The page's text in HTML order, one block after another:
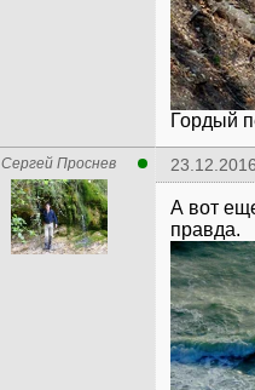
Гордый
Сергей Проснев
А вот
правда.